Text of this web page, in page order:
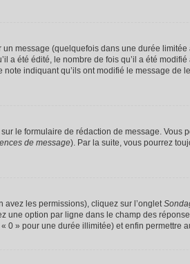
message (quelquefois dans une durée
été édité, le nombre de fois qu’il a été
indiquant qu’ils ont modifié le message de
sur le formulaire de rédaction de message. Vous
de message). Par la suite, vous pourrez
avez les permissions), cliquez sur l’onglet
option par ligne dans le champ des
0 » pour une durée illimitée) et enfin permettre